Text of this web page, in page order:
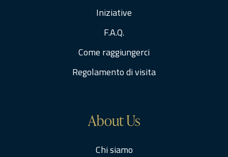
Iniziative
F.A.Q.
Come raggiungerci
Regolamento di visita
About Us
Chi siamo